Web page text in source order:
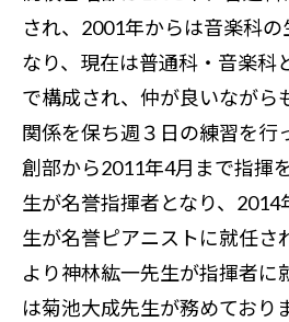
され、2001年からは音楽科
なり、現在は普通科・音楽科
で構成され、仲が良いながら
関係を保ち週３日の練習を行
創部から2011年4月まで指揮
生が名誉指揮者となり、
生が名誉ピアニストに就任さ
より神林紘一先生が指揮者に
は菊池大成先生が務めており